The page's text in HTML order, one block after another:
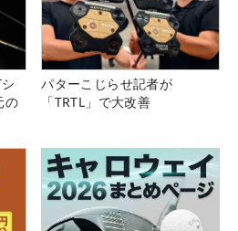
の
パターこじらせ記者が
「TRTL」で大改善